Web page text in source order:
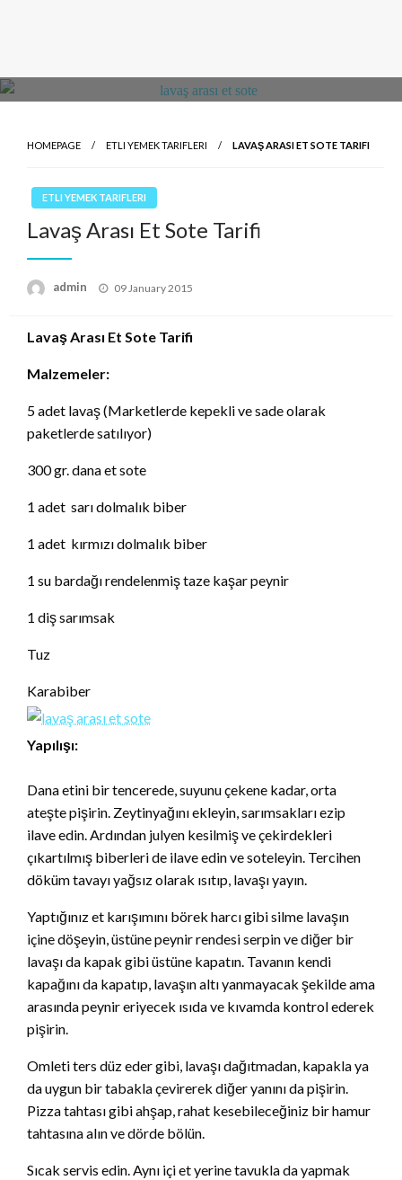
HOMEPAGE ETLI YEMEK TARIFLERI LAVAŞ ARASI ET SOTE TARIFI
ETLI YEMEK TARIFLERI
Lavaş Arası Et Sote Tarifi
admin
Posted
09 January 2015
Lavaş Arası Et Sote Tarifi
Malzemeler:
5 adet lavaş (Marketlerde kepekli ve sade olarak
paketlerde satılıyor)
300 gr. dana et sote
1 adet sarı dolmalık biber
1 adet kırmızı dolmalık biber
1 su bardağı rendelenmiş taze kaşar peynir
1 diş sarımsak
Tuz
Karabiber
Yapılışı:
Dana etini bir tencerede, suyunu çekene kadar, orta
ateşte pişirin. Zeytinyağını ekleyin, sarımsakları ezip
ilave edin. Ardından julyen kesilmiş ve çekirdekleri
çıkartılmış biberleri de ilave edin ve soteleyin. Tercihen
döküm tavayı yağsız olarak ısıtıp, lavaşı yayın.
Yaptığınız et karışımını börek harcı gibi silme lavaşın
içine döşeyin, üstüne peynir rendesi serpin ve diğer bir
lavaşı da kapak gibi üstüne kapatın. Tavanın kendi
kapağını da kapatıp, lavaşın altı yanmayacak şekilde ama
arasında peynir eriyecek ısıda ve kıvamda kontrol ederek
pişirin.
Omleti ters düz eder gibi, lavaşı dağıtmadan, kapakla ya
da uygun bir tabakla çevirerek diğer yanını da pişirin.
Pizza tahtası gibi ahşap, rahat kesebileceğiniz bir hamur
tahtasına alın ve dörde bölün.
Sıcak servis edin. Aynı içi et yerine tavukla da yapmak